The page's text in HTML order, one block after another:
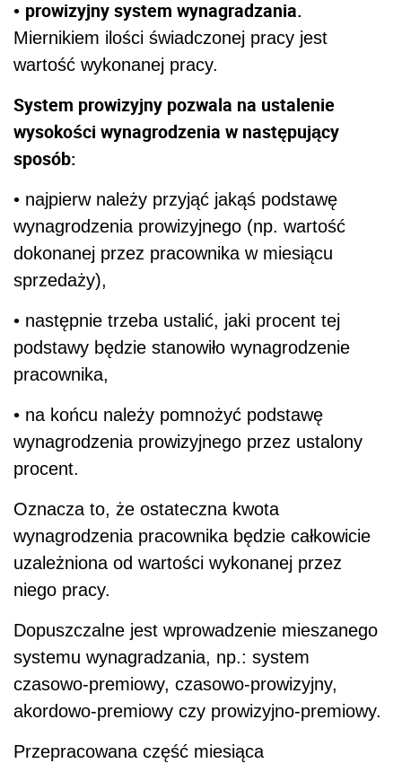
• prowizyjny system wynagradzania.
Miernikiem ilości świadczonej pracy jest
wartość wykonanej pracy.
System prowizyjny pozwala na ustalenie
wysokości wynagrodzenia w następujący
sposób:
• najpierw należy przyjąć jakąś podstawę
wynagrodzenia prowizyjnego (np. wartość
dokonanej przez pracownika w miesiącu
sprzedaży),
• następnie trzeba ustalić, jaki procent tej
podstawy będzie stanowiło wynagrodzenie
pracownika,
• na końcu należy pomnożyć podstawę
wynagrodzenia prowizyjnego przez ustalony
procent.
Oznacza to, że ostateczna kwota
wynagrodzenia pracownika będzie całkowicie
uzależniona od wartości wykonanej przez
niego pracy.
Dopuszczalne jest wprowadzenie mieszanego
systemu wynagradzania, np.: system
czasowo-premiowy, czasowo-prowizyjny,
akordowo-premiowy czy prowizyjno-premiowy.
Przepracowana część miesiąca